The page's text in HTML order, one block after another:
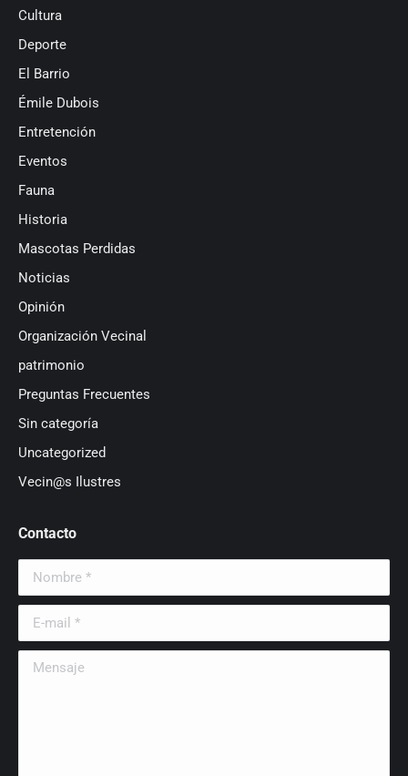
Cultura
Deporte
El Barrio
Émile Dubois
Entretención
Eventos
Fauna
Historia
Mascotas Perdidas
Noticias
Opinión
Organización Vecinal
patrimonio
Preguntas Frecuentes
Sin categoría
Uncategorized
Vecin@s Ilustres
Contacto
Nombre *
E-mail *
Mensaje